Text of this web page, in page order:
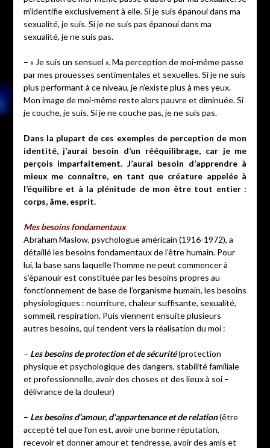
m’identifie exclusivement à elle. Si je suis épanoui dans ma
sexualité, je suis. Si je ne suis pas épanoui dans ma
sexualité, je ne suis pas.
– « Je suis un sensuel ». Ma perception de moi-même passe
par mes prouesses sentimentales et sexuelles. Si je ne suis
plus performant à ce niveau, je n’existe plus à mes yeux.
Mon image de moi-même reste alors pauvre et diminuée. Si
je couche, je suis. Si je ne couche pas, je ne suis pas.
Dans la plupart de ces exemples de perception de mon
identité, j’aurai besoin d’un rééquilibrage, car je me
perçois imparfaitement. J’aurai besoin d’apprendre à
mieux me connaître, en tant que créature appelée à
l’équilibre et à la plénitude de mon être tout entier :
corps, âme, esprit.
Mes besoins fondamentaux
Abraham Maslow, psychologue américain (1916-1972), a
détaillé les besoins fondamentaux de l’être humain. Pour
lui, la base sans laquelle l’homme ne peut commencer à
s’épanouir est constituée par les besoins propres au
fonctionnement de base de l’organisme humain, les besoins
physiologiques : nourriture, chaleur suffisante, sexualité,
sommeil, respiration. Puis viennent ensuite plusieurs
autres besoins, qui tendent vers la réalisation du moi :
– Les besoins de protection et de sécurité(protection
physique et psychologique des dangers, stabilité familiale
et professionnelle, avoir des choses et des lieux à soi –
délivrance de la douleur)
– Les besoins d’amour, d’appartenance et de relation (être
accepté tel que l’on est, avoir une bonne réputation,
recevoir et donner amour et tendresse, avoir des amis et